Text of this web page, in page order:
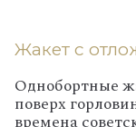
Жакет с
Однобортные
поверх
времена